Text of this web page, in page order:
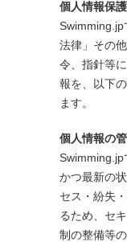
個人情報保
Swimming.jp
法律」その
令、指針等
報を、以下
ます。
個人情報の
Swimming.jp
かつ最新の
セス・紛失
るため、セ
制の整備等